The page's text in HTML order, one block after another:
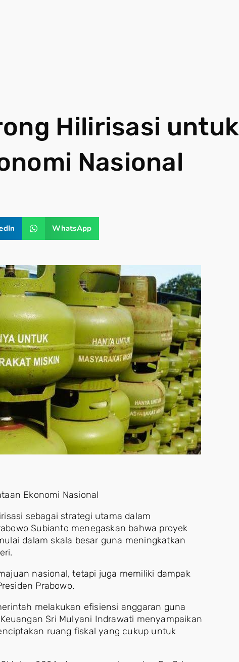
Hilirisasi untuk
Nasional
WhatsApp
Ekonomi Nasional
sebagai strategi utama dalam
Subianto menegaskan bahwa proyek
dalam skala besar guna meningkatkan
nasional, tetapi juga memiliki dampak
Prabowo.
melakukan efisiensi anggaran guna
Sri Mulyani Indrawati menyampaikan
ruang fiskal yang cukup untuk